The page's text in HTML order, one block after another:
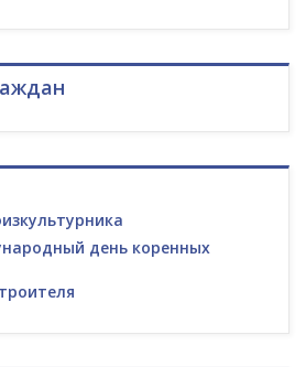
день коренных